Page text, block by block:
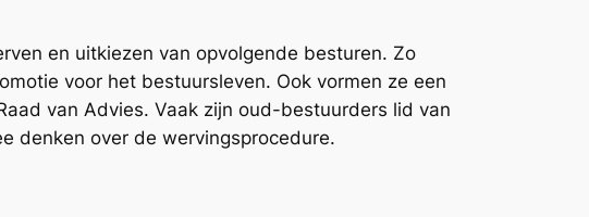
en uitkiezen van opvolgende besturen. Zo
voor het bestuursleven. Ook vormen ze een
van Advies. Vaak zijn oud-bestuurders lid van
denken over de wervingsprocedure.